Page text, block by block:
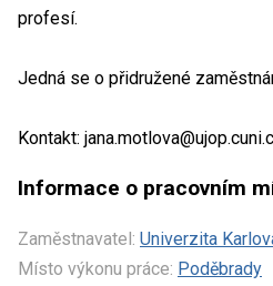
profesí.
Jedná se o přidružené
Kontakt:
Informace o pracovním
Zaměstnavatel: Univerzita
Místo výkonu práce: Poděbrady